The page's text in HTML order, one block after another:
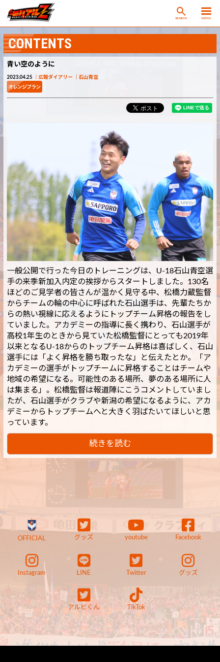
SEARCH MENU
CONTENTS
青い空のように
2023.04.25 広報ダイアリー 石山青空
一般公開で行った今日のトレーニングは、U-18石山青空選
手の来季新加入内定の挨拶からスタートしました。130名
ほどのご見学者の皆さんが温かく見守る中、松橋力蔵監督
からチームの輪の中心に呼ばれた石山選手は、先輩たちか
らの熱い視線に応えるようにトップチーム昇格の報告をし
ていました。アカデミーの指導に長く携わり、石山選手が
高校1年生のときから見ていた松橋監督にとっても2019年
以来となるU-18からのトップチーム昇格は喜ばしく、石山
選手には「よく昇格を勝ち取ったな」と伝えたとか。「ア
カデミーの選手がトップチームに昇格することはチームや
地域の希望になる。可能性のある場所、夢のある場所に人
は集まる」。松橋監督は報道陣にこうコメントしていまし
たが、石山選手がクラブや新潟の希望になるように、アカ
デミーからトップチームへと大きく羽ばたいてほしいと思
っています。
続きを読む
OFFICIAL グッズ youtube Facebook
Instagram LINE Twitter グッズ
アルビくん TikTok